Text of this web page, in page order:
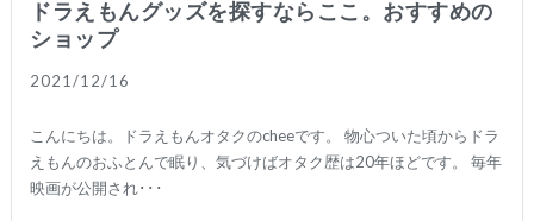
ドラえもんグッズを探すならここ。おすすめの
ショップ
2021/12/16
こんにちは。ドラえもんオタクのcheeです。 物心ついた頃からドラ
えもんのおふとんで眠り、気づけばオタク歴は20年ほどです。 毎年
映画が公開され･･･